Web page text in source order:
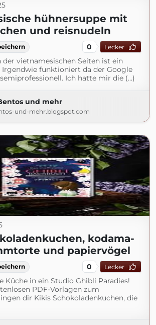
hühnersuppe mit
und reisnudeln
0 Lecker
der vietnamesischen Seiten ist ein
Irgendwie funktioniert da der Google
Ich hatte mir die (...)
und mehr
und-mehr.blogspot.com
kodama-
und papiervögel
0 Lecker
Küche in ein Studio Ghibli Paradies!
PDF-Vorlagen zum
dir Kikis Schokoladenkuchen, die